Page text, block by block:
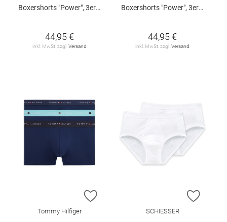
Boxershorts "Power", 3er-Pack
44,95 €
inkl. MwSt. zzgl.Versand
Boxershorts "Power", 3er-Pack
44,95 €
inkl. MwSt. zzgl.Versand
ZUR WUNSCHLISTE HINZUFÜGEN
Tommy Hilfiger
ZUR
SCHIESSER